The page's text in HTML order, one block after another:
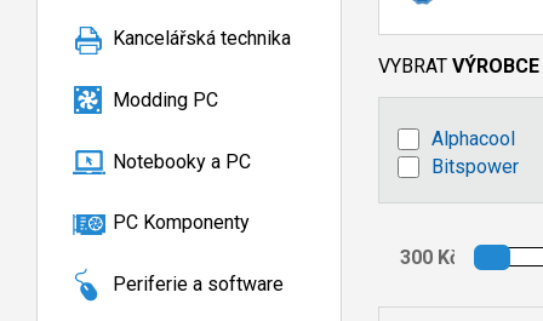
Kancelářská technika
Modding PC
Notebooky a PC
PC Komponenty
Periferie a software
VYBRAT VÝROBCE
Alphacool
Bitspower